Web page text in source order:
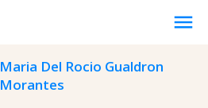
menu
Maria Del Rocio Gualdron
Morantes